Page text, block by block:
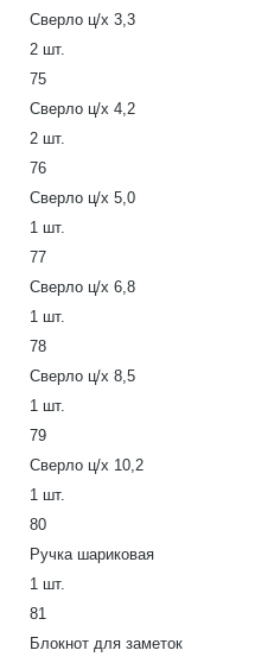
Сверло ц/х 3,3
2 шт.
75
Сверло ц/х 4,2
2 шт.
76
Сверло ц/х 5,0
1 шт.
77
Сверло ц/х 6,8
1 шт.
78
Сверло ц/х 8,5
1 шт.
79
Сверло ц/х 10,2
1 шт.
80
Ручка шариковая
1 шт.
81
Блокнот для заметок